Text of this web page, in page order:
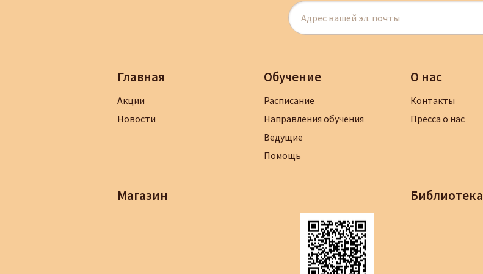
Главная
Акции
Новости
Обучение
Расписание
Направления обучения
Ведущие
Помощь
О нас
Контакты
Пресса о нас
Магазин Библиотека